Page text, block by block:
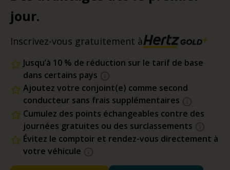
jour.
Inscrivez-vous gratuitement à
Jusqu’à 10 % de réduction sur le tarif de base
dans certains pays
Ajoutez votre conjoint(e) comme second
conducteur sans frais supplémentaires
Cumulez des points échangeables contre des
journées gratuites ou des surclassements
Évitez le comptoir et rendez-vous directement à
votre véhicule